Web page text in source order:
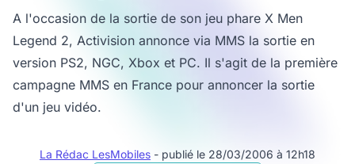
A l'occasion de la sortie de son jeu phare X Men
Legend 2, Activision annonce via MMS la sortie en
version PS2, NGC, Xbox et PC. Il s'agit de la première
campagne MMS en France pour annoncer la sortie
d'un jeu vidéo.
La Rédac LesMobiles - publié le 28/03/2006 à 12h18